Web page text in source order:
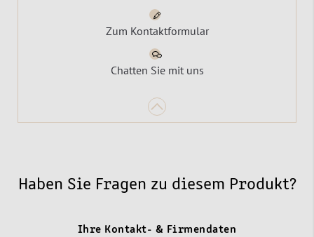
Zum Kontaktformular
Chatten Sie mit uns
Haben Sie Fragen zu diesem Produkt?
Ihre Kontakt- & Firmendaten